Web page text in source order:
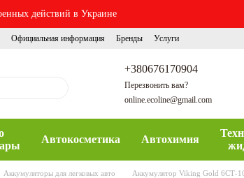
действий в Украине
Официальная информация Бренды Услуги
+380676170904
Перезвонить вам?
online.ecoline@gmail.com
Автокосметика Автохимия
Аккумуляторы для легковых авто Аккумулятор Viking Gold 6СТ-